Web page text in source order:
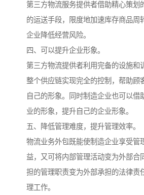
第三方物流服务提供者借助精心策划
的运送手段，限度地加速库存商品周
企业降低经营风险。
四、可以提升企业形象。
第三方物流提供者利用完备的设施和
整个供应链实现完全的控制，帮助顾
自己的形象。同时制造企业也可以借
业的形象，提升自己的企业形象。
五、降低管理难度，提升管理效率。
物流业务外包既能使制造企业享受管
益，又可将内部管理活动变为外部合
担的管理职责变为外部承担的法律责
理工作。